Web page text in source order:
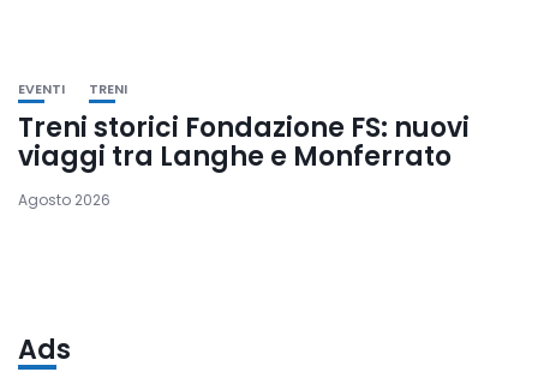
EVENTI TRENI
Treni storici Fondazione FS: nuovi
viaggi tra Langhe e Monferrato
Agosto 2026
Ads